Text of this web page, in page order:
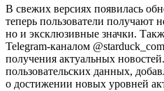
В свежих версиях появилась
теперь пользователи получают
но и эксклюзивные значки.
Telegram-каналом
получения актуальных
пользовательских данных,
о достижении новых уровней